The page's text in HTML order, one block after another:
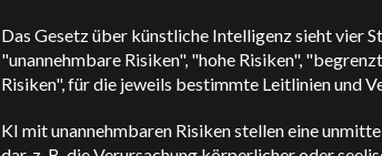
Das Gesetz über künstliche Intelligenz sieht vier
"unannehmbare Risiken", "hohe Risiken",
Risiken", für die jeweils bestimmte Leitlinien und
KI mit unannehmbaren Risiken stellen eine